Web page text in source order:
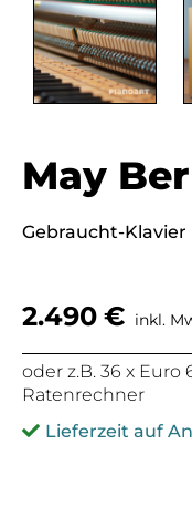
May
Gebraucht-Klavier
2.490 € inkl.
oder z.B. 36 x Euro
Ratenrechner
Lieferzeit auf